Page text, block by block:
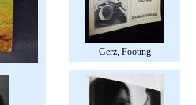
Gerz, Footing